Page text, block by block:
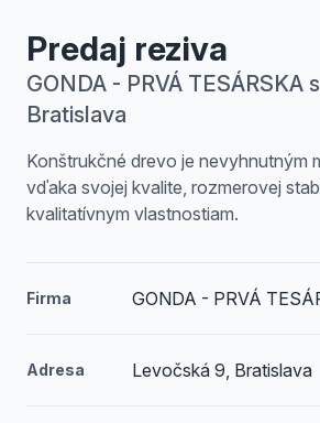
Predaj reziva
GONDA - PRVÁ TESÁRSKA
Bratislava
Konštrukčné drevo je nevyhnutným
vďaka svojej kvalite, rozmerovej
kvalitatívnym vlastnostiam.
Firma GONDA - PRVÁ
Adresa Levočská 9, Bratislava